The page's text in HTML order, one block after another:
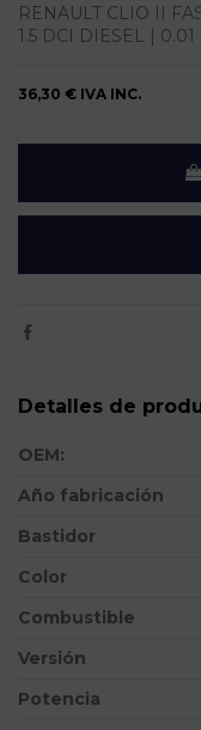
RENAULT CLIO II
1.5 DCI DIESEL | 0.01
36,30 € IVA INC.
Detalles de
OEM:
Año fabricación
Bastidor
Color
Combustible
Versión
Potencia